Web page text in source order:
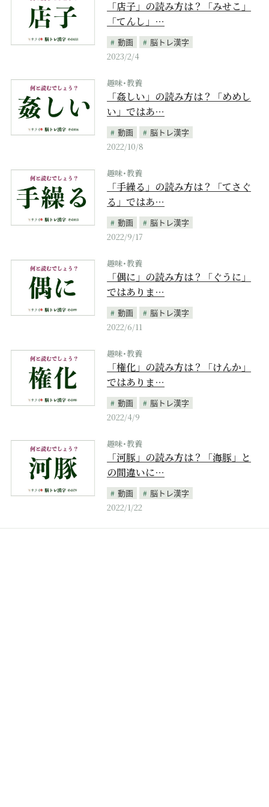
「店子」の読み方は？「みせこ」
「てんし」…
動画
脳トレ漢字
2023/2/4
趣味･教養
「姦しい」の読み方は？「めめし
い」ではあ…
動画
脳トレ漢字
2022/10/8
趣味･教養
「手繰る」の読み方は？「てさぐ
る」ではあ…
動画
脳トレ漢字
2022/9/17
趣味･教養
「偶に」の読み方は？「ぐうに」
ではありま…
動画
脳トレ漢字
2022/6/11
趣味･教養
「権化」の読み方は？「けんか」
ではありま…
動画
脳トレ漢字
2022/4/9
趣味･教養
「河豚」の読み方は？「海豚」と
の間違いに…
動画
脳トレ漢字
2022/1/22